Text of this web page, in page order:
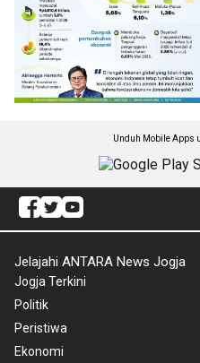
Unduh Mobile Apps
Jelajahi ANTARA News Jogja
Jogja Terkini
Politik
Peristiwa
Ekonomi